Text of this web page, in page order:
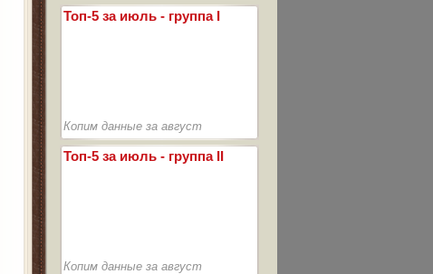
Топ-5 за июль - группа I
Копим данные за август
Топ-5 за июль - группа II
Копим данные за август